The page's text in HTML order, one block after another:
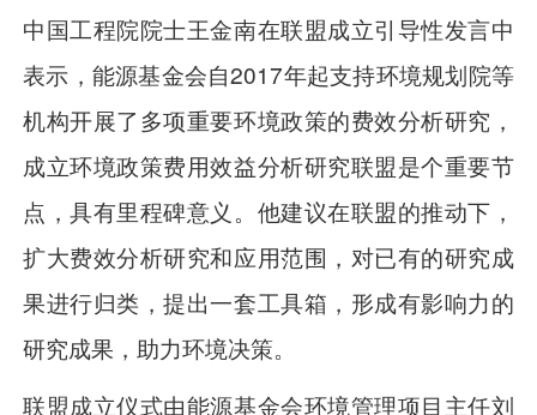
中国工程院院士王金南在联盟成立引导性发言中
表示，能源基金会自2017年起支持环境规划院等
机构开展了多项重要环境政策的费效分析研究，
成立环境政策费用效益分析研究联盟是个重要节
点，具有里程碑意义。他建议在联盟的推动下，
扩大费效分析研究和应用范围，对已有的研究成
果进行归类，提出一套工具箱，形成有影响力的
研究成果，助力环境决策。
联盟成立仪式由能源基金会环境管理项目主任刘